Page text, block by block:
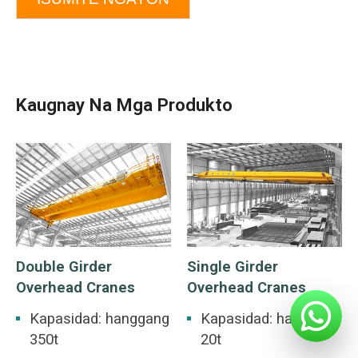
Kaugnay Na Mga Produkto
Double Girder
Overhead Cranes
Kapasidad: hanggang
350t
Single Girder
Overhead Cranes
Kapasidad: hanggang
20t